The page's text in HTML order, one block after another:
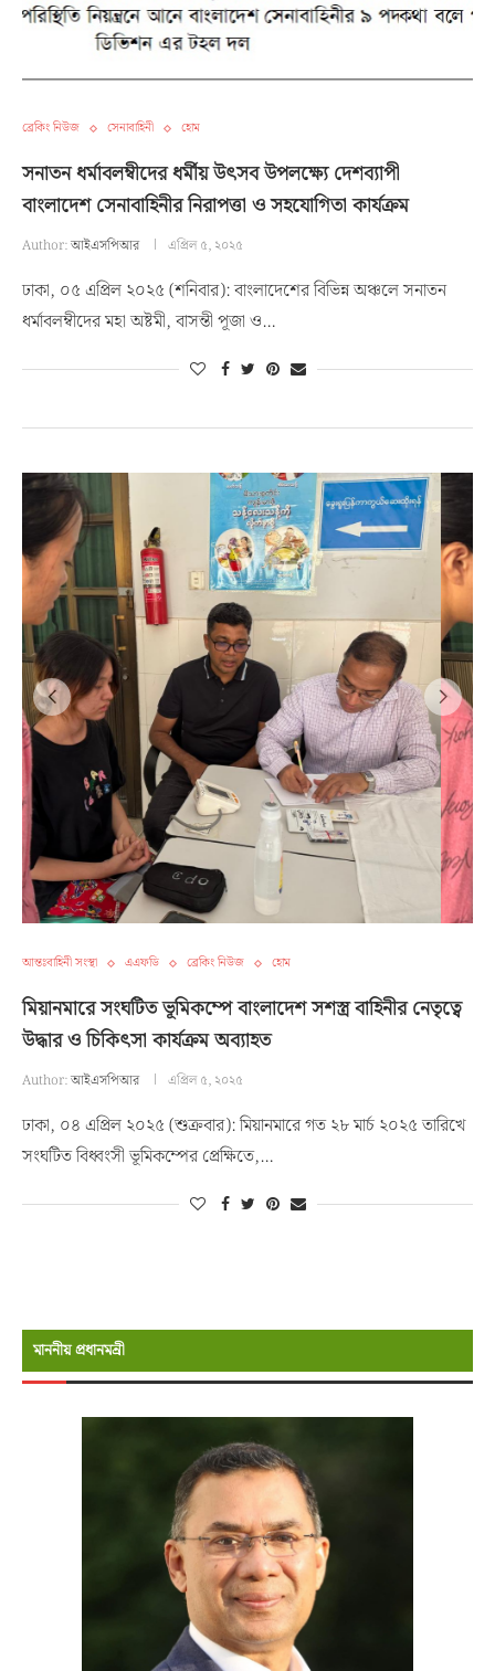
ব্রেকিং নিউজ সেনাবাহিনী হোম
সনাতন ধর্মাবলম্বীদের ধর্মীয় উৎসব উপলক্ষ্যে দেশব্যাপী
বাংলাদেশ সেনাবাহিনীর নিরাপত্তা ও সহযোগিতা কার্যক্রম
Author:আইএসপিআর এপ্রিল ৫, ২০২৫
ঢাকা, ০৫ এপ্রিল ২০২৫ (শনিবার): বাংলাদেশের বিভিন্ন অঞ্চলে সনাতন
ধর্মাবলম্বীদের মহা অষ্টমী, বাসন্তী পূজা ও…
আন্তঃবাহিনী সংস্থা এএফডি ব্রেকিং নিউজ হোম
মিয়ানমারে সংঘটিত ভূমিকম্পে বাংলাদেশ সশস্ত্র বাহিনীর নেতৃত্বে
উদ্ধার ও চিকিৎসা কার্যক্রম অব্যাহত
Author:আইএসপিআর এপ্রিল ৫, ২০২৫
ঢাকা, ০৪ এপ্রিল ২০২৫ (শুক্রবার): মিয়ানমারে গত ২৮ মার্চ ২০২৫ তারিখে
সংঘটিত বিধ্বংসী ভূমিকম্পের প্রেক্ষিতে,…
মাননীয় প্রধানমন্রী